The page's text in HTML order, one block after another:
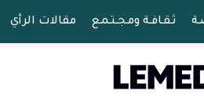
ثـقـافـة ومـجـتـمـع مقالات الرأي